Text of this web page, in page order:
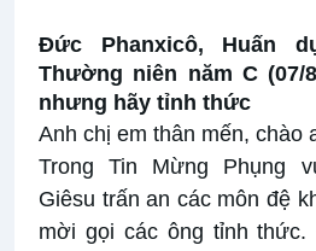
Đức Phanxicô, Huấn
Thường niên năm C (07/
nhưng hãy tỉnh thức
Anh chị em thân mến, chào
Trong Tin Mừng Phụng
Giêsu trấn an các môn đệ
mời gọi các ông tỉnh thức.